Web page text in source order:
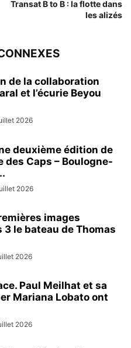
Transat B to B : la flotte dans
les alizés
de la collaboration
et l’écurie Beyou
2026
deuxième édition de
des Caps – Boulogne-
2026
images
3 le bateau de Thomas
2026
Paul Meilhat et sa
Mariana Lobato ont
2026